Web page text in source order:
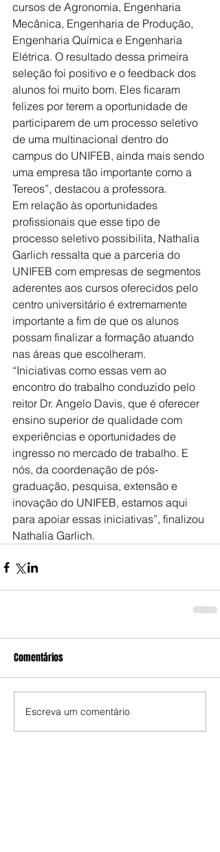
cursos de Agronomia, Engenharia
Mecânica, Engenharia de Produção,
Engenharia Química e Engenharia
Elétrica. O resultado dessa primeira
seleção foi positivo e o feedback dos
alunos foi muito bom. Eles ficaram
felizes por terem a oportunidade de
participarem de um processo seletivo
de uma multinacional dentro do
campus do UNIFEB, ainda mais sendo
uma empresa tão importante como a
Tereos”, destacou a professora.
Em relação às oportunidades
profissionais que esse tipo de
processo seletivo possibilita, Nathalia
Garlich ressalta que a parceria do
UNIFEB com empresas de segmentos
aderentes aos cursos oferecidos pelo
centro universitário é extremamente
importante a fim de que os alunos
possam finalizar a formação atuando
nas áreas que escolheram.
“Iniciativas como essas vem ao
encontro do trabalho conduzido pelo
reitor Dr. Angelo Davis, que é oferecer
ensino superior de qualidade com
experiências e oportunidades de
ingresso no mercado de trabalho. E
nós, da coordenação de pós-
graduação, pesquisa, extensão e
inovação do UNIFEB, estamos aqui
para apoiar essas iniciativas”, finalizou
Nathalia Garlich.
Comentários
Escreva um comentário